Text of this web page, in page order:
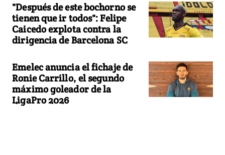
"Después de este bochorno se
tienen que ir todos": Felipe
Caicedo explota contra la
dirigencia de Barcelona SC
Emelec anuncia el fichaje de
Ronie Carrillo, el segundo
máximo goleador de la
LigaPro 2026